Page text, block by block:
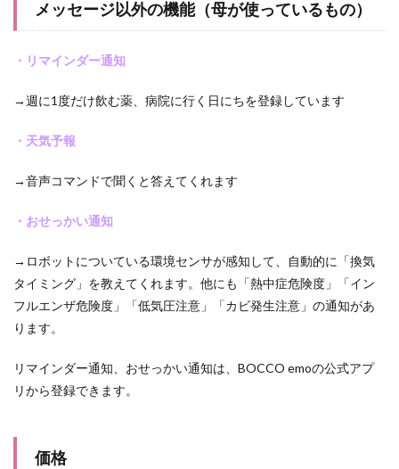
メッセージ以外の機能（母が使っているもの）
・リマインダー通知
→週に1度だけ飲む薬、病院に行く日にちを登録しています
・天気予報
→音声コマンドで聞くと答えてくれます
・おせっかい通知
→ロボットについている環境センサが感知して、自動的に「換気
タイミング」を教えてくれます。他にも「熱中症危険度」「イン
フルエンザ危険度」「低気圧注意」「カビ発生注意」の通知があ
ります。
リマインダー通知、おせっかい通知は、BOCCO emoの公式アプ
リから登録できます。
価格